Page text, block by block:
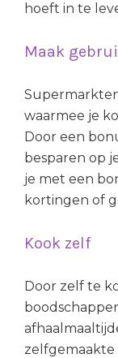
hoeft in te
Maak
waarmee je
Door een
besparen op
je met een
kortingen of
Kook zelf
Door zelf te
zelfgemaakte